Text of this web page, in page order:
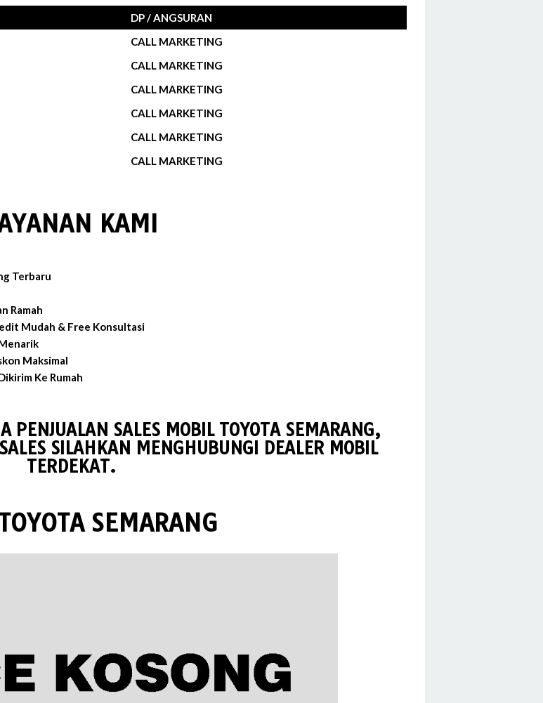
DP / ANGSURAN
CALL MARKETING
CALL MARKETING
CALL MARKETING
CALL MARKETING
CALL MARKETING
CALL MARKETING
KAMI
Terbaru
Ramah
Mudah & Free Konsultasi
Maksimal
Ke Rumah
SALES MOBIL TOYOTA SEMARANG,
SILAHKAN MENGHUBUNGI DEALER MOBIL
TERDEKAT.
SEMARANG